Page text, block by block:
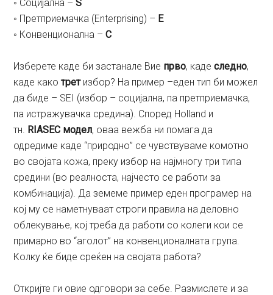
◦ Социјална –S
◦ Претприемачка (Enterprising) – E
◦ Конвенционална –C
Изберете каде би застанале Вие прво, кадеследно,
каде какотретизбор? На пример –еден тип би можел
да биде – SEI (избор – социјална, па претприемачка,
па истражувачка средина). Според Holland и
тн. RIASEC модел, оваа вежба ни помага да
одредиме каде “природно” се чувствуваме комотно
во својата кожа, преку избор на најмногу три типа
средини (во реалноста, најчесто се работи за
комбинација). Да земеме пример еден програмер на
кој му се наметнуваат строги правила на деловно
облекување, кој треба да работи со колеги кои се
примарно во “aголот” на конвенционалната група.
Колку ќе биде среќен на својата работа?
Откријте ги овие одговори за себе. Размислете и за